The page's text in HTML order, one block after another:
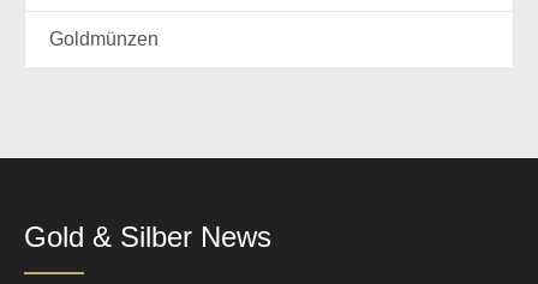
Goldmünzen
Gold & Silber News